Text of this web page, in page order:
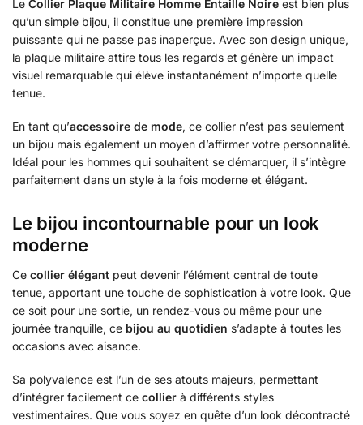
Le Collier Plaque Militaire Homme Entaille Noire est bien plus
qu’un simple bijou, il constitue une première impression
puissante qui ne passe pas inaperçue. Avec son design unique,
la plaque militaire attire tous les regards et génère un impact
visuel remarquable qui élève instantanément n’importe quelle
tenue.
En tant qu’accessoire de mode, ce collier n’est pas seulement
un bijou mais également un moyen d’affirmer votre personnalité.
Idéal pour les hommes qui souhaitent se démarquer, il s’intègre
parfaitement dans un style à la fois moderne et élégant.
Le bijou incontournable pour un look
moderne
Ce collier élégant peut devenir l’élément central de toute
tenue, apportant une touche de sophistication à votre look. Que
ce soit pour une sortie, un rendez-vous ou même pour une
journée tranquille, ce bijou au quotidien s’adapte à toutes les
occasions avec aisance.
Sa polyvalence est l’un de ses atouts majeurs, permettant
d’intégrer facilement ce collier à différents styles
vestimentaires. Que vous soyez en quête d’un look décontracté